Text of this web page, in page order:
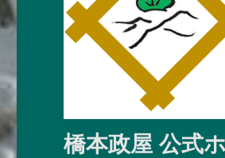
橋本政屋 公式